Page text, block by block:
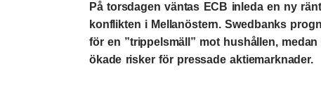
På torsdagen väntas ECB inleda en ny
konflikten i Mellanöstern. Swedbanks
för en ”trippelsmäll” mot hushållen,
ökade risker för pressade aktiemarknader.